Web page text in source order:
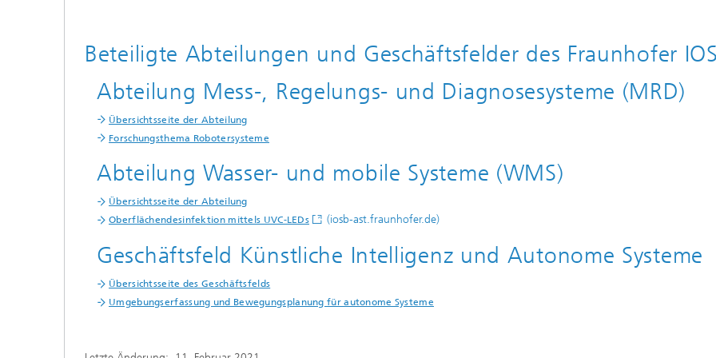
Beteiligte Abteilungen und Geschäftsfelder des Fraunhofer
Abteilung Mess-, Regelungs- und Diagnosesysteme (MRD)
Übersichtsseite der Abteilung
Forschungsthema Robotersysteme
Abteilung Wasser- und mobile Systeme (WMS)
Übersichtsseite der Abteilung
Oberflächendesinfektion mittels UVC-LEDs
(iosb-ast.fraunhofer.de)
Geschäftsfeld Künstliche Intelligenz und Autonome Systeme
Übersichtsseite des Geschäftsfelds
Umgebungserfassung und Bewegungsplanung für autonome Systeme